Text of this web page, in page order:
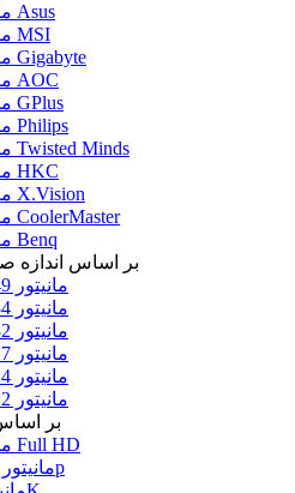
مانیتور Asus
مانیتور MSI
مانیتور Gigabyte
مانیتور AOC
مانیتور GPlus
مانیتور Philips
مانیتور Twisted Minds
مانیتور HKC
مانیتور X.Vision
مانیتور CoolerMaster
مانیتور Benq
بر اساس اندازه
مانیتور 49 اینچ
مانیتور 34 اینچ
مانیتور 32 اینچ
مانیتور 27 اینچ
مانیتور 24 اینچ
مانیتور 22 اینچ
بر
مانیتور Full HD
مانیتور 1440p